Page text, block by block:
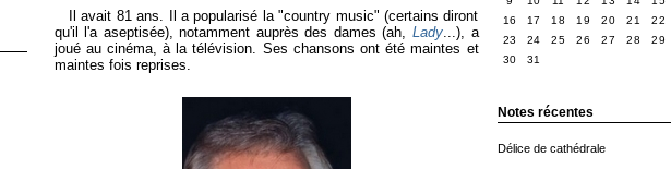
16
17 18 19 20 21
22
23
24 25 26 27 28
29
30
31
Notes récentes
Délice de cathédrale
Il avait 81 ans. Il a popularisé la "country music" (certains diront
qu'il l'a aseptisée), notamment auprès des dames (ah, Lady...), a
joué au cinéma, à la télévision. Ses chansons ont été maintes et
maintes fois reprises.